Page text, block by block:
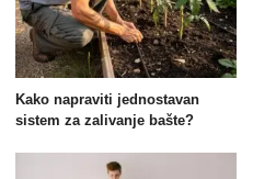
Kako napraviti jednostavan
sistem za zalivanje bašte?